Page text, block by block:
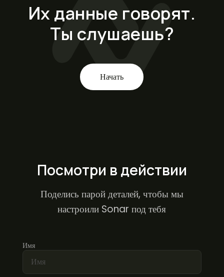
Их данные говорят.
Ты слушаешь?
Начать
Посмотри в действии
Поделись парой деталей, чтобы мы
настроили Sonar под тебя
Имя